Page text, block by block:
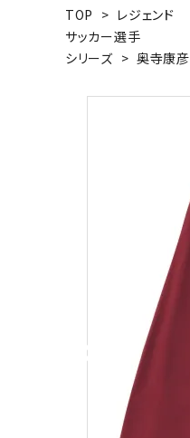
キャンベル料理長
TOP > レジェンド
サッカー選手
シリーズ > 奥寺康彦